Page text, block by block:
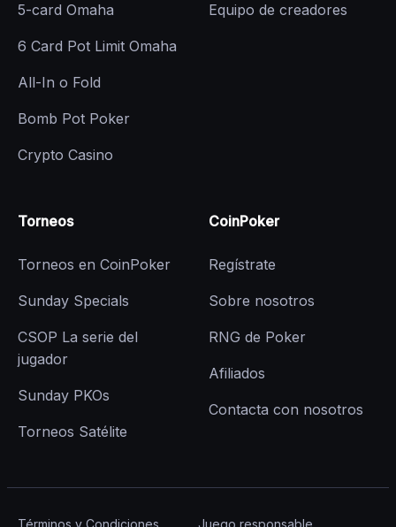
5-card Omaha
6 Card Pot Limit Omaha
All-In o Fold
Bomb Pot Poker
Crypto Casino
Equipo de creadores
Torneos
Torneos en CoinPoker
Sunday Specials
CSOP La serie del
jugador
Sunday PKOs
Torneos Satélite
CoinPoker
Regístrate
Sobre nosotros
RNG de Poker
Afiliados
Contacta con nosotros
Términos y Condiciones Juego responsable